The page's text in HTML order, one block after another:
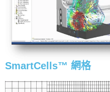
SmartCells™ 網格